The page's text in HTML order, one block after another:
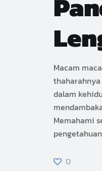
Macam
dalam
Memahami
0